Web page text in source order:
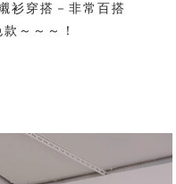
衫穿搭－非常百搭
～～～！